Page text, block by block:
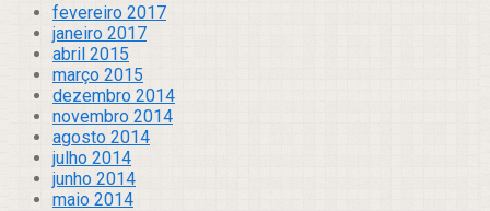
fevereiro 2017
janeiro 2017
abril 2015
março 2015
dezembro 2014
novembro 2014
agosto 2014
julho 2014
junho 2014
maio 2014